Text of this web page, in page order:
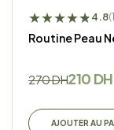
★★★★★
★4.8
Routine Peau
270DH210 DH
AJOUTER AU